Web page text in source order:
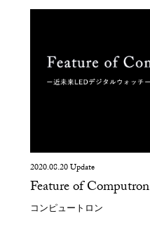
2020.08.20 Update
Feature of Computron
コンピュートロン